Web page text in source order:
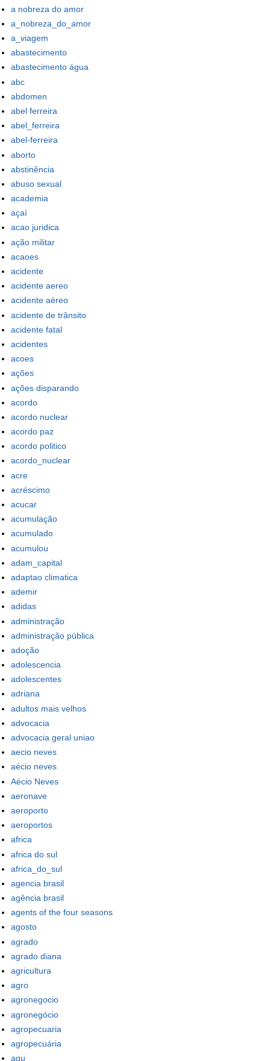
a nobreza do amor
a_nobreza_do_amor
a_viagem
abastecimento
abastecimento água
abc
abdomen
abel ferreira
abel_ferreira
abel-ferreira
aborto
abstinência
abuso sexual
academia
açaí
acao juridica
ação militar
acaoes
acidente
acidente aereo
acidente aéreo
acidente de trânsito
acidente fatal
acidentes
acoes
ações
ações disparando
acordo
acordo nuclear
acordo paz
acordo politico
acordo_nuclear
acre
acréscimo
acucar
acumulação
acumulado
acumulou
adam_capital
adaptao climatica
ademir
adidas
administração
administração pública
adoção
adolescencia
adolescentes
adriana
adultos mais velhos
advocacia
advocacia geral uniao
aecio neves
aécio neves
Aécio Neves
aeronave
aeroporto
aeroportos
africa
africa do sul
africa_do_sul
agencia brasil
agência brasil
agents of the four seasons
agosto
agrado
agrado diana
agricultura
agro
agronegocio
agronegócio
agropecuaria
agropecuária
agu